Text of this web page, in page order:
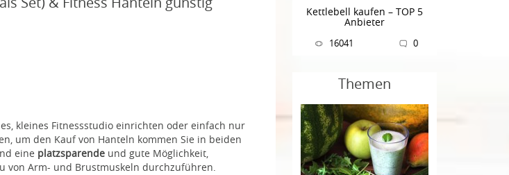
kleines Fitnessstudio einrichten oder einfach nur
um den Kauf von Hanteln kommen Sie in beiden
eine platzsparendeund gute Möglichkeit,
von Arm- und Brustmuskeln durchzuführen.
Kettlebell kaufen – TOP 5
Anbieter
16041 0
Themen